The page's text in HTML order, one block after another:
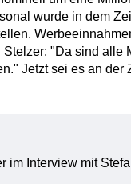
wurde in dem
"Da sind alle
Jetzt sei es an der
im Interview mit